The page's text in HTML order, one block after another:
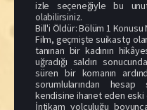
izle seçeneğiyle bu
olabilirsiniz.
Bill'i Öldür: Bölüm 1 Konusu
Film, geçmişte suikastçı
tanınan bir kadının
uğradığı saldırı
süren bir komanın
sorumlularından
kendisine ihanet eden eski
İntikam yolculuğu